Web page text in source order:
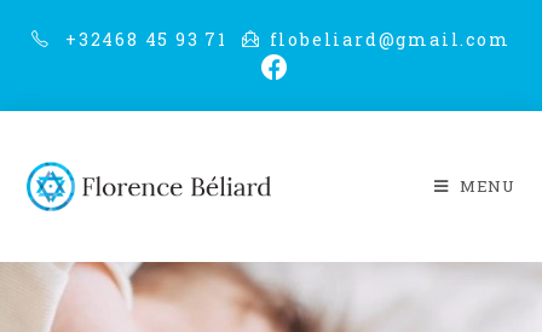
+32468 45 93 71 flobeliard@gmail.com
MENU